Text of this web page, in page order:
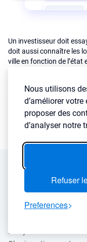
Nous utilisons
d’améliorer
proposer des
d’analyser notre
Refuser
Preferences
Un investisseur doit
doit aussi connaître les
ville en fonction de l’état
modéliser les loyers de
(appartement ou
T4, T5 ...) et du mode
Fonctionnalités
Extension navigateur
locatif
Analyse de ville